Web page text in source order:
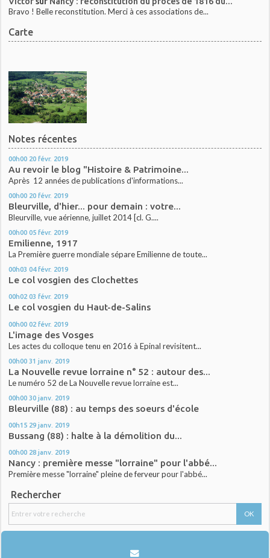
Bravo ! Belle reconstitution. Merci à ces associations de...
Carte
Notes récentes
00h00 20 févr. 2019
Au revoir le blog "Histoire & Patrimoine...
Après 12 années de publications d'informations...
00h00 20 févr. 2019
Bleurville, d'hier... pour demain : votre...
Bleurville, vue aérienne, juillet 2014 [cl. G....
00h00 05 févr. 2019
Emilienne, 1917
La Première guerre mondiale sépare Emilienne de toute...
00h03 04 févr. 2019
Le col vosgien des Clochettes
00h02 03 févr. 2019
Le col vosgien du Haut-de-Salins
00h00 02 févr. 2019
L'image des Vosges
Les actes du colloque tenu en 2016 à Epinal revisitent...
00h00 31 janv. 2019
La Nouvelle revue lorraine n° 52 : autour des...
Le numéro 52 de La Nouvelle revue lorraine est...
00h00 30 janv. 2019
Bleurville (88) : au temps des soeurs d'école
00h15 29 janv. 2019
Bussang (88) : halte à la démolition du...
00h00 28 janv. 2019
Nancy : première messe "lorraine" pour l'abbé...
Première messe "lorraine" pleine de ferveur pour l'abbé...
Rechercher